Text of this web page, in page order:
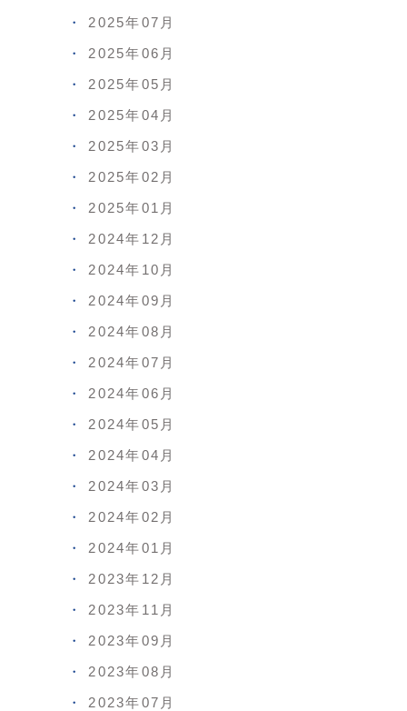
2025年07月
2025年06月
2025年05月
2025年04月
2025年03月
2025年02月
2025年01月
2024年12月
2024年10月
2024年09月
2024年08月
2024年07月
2024年06月
2024年05月
2024年04月
2024年03月
2024年02月
2024年01月
2023年12月
2023年11月
2023年09月
2023年08月
2023年07月